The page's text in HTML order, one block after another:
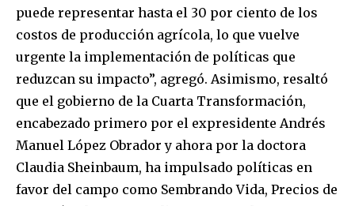
puede representar hasta el 30 por ciento de los
costos de producción agrícola, lo que vuelve
urgente la implementación de políticas que
reduzcan su impacto”, agregó. Asimismo, resaltó
que el gobierno de la Cuarta Transformación,
encabezado primero por el expresidente Andrés
Manuel López Obrador y ahora por la doctora
Claudia Sheinbaum, ha impulsado políticas en
favor del campo como Sembrando Vida, Precios de